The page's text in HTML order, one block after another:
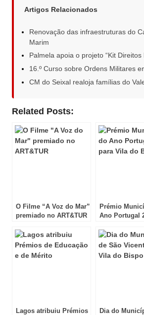
Artigos Relacionados
Renovação das infraestruturas do
Marim
Palmela apoia o projeto “Kit Direitos
16.º Curso sobre Ordens Militares
CM do Seixal realoja famílias do
Related Posts:
O Filme “A Voz do Mar”
premiado no ART&TUR
Prémio
Ano Portugal
Lagos atribuiu Prémios
Dia do